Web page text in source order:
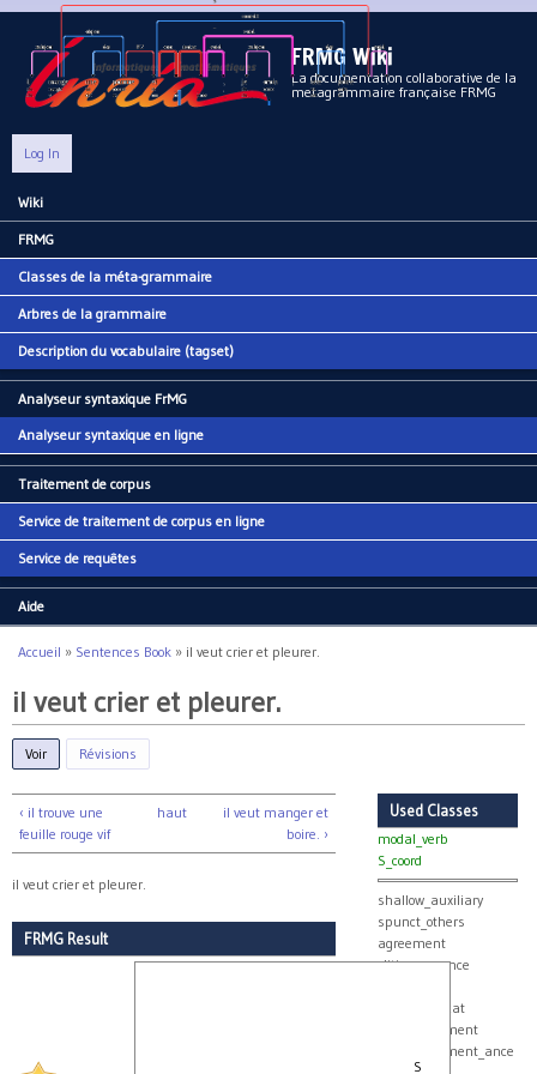
Aller au contenu principal
FRMG Wiki
La documentation collaborative de la
metagrammaire française FRMG
Log In
Main menu
Wiki
FRMG
Classes de la méta-grammaire
Arbres de la grammaire
Description du vocabulaire (tagset)
Analyseur syntaxique FrMG
Analyseur syntaxique en ligne
Traitement de corpus
Service de traitement de corpus en ligne
Service de requêtes
Aide
Vous êtes ici
Accueil » Sentences Book » il veut crier et pleurer.
il veut crier et pleurer.
Voir (onglet actif)
Révisions
‹ il trouve une
feuille rouge vif
haut
il veut manger et
boire. ›
il veut crier et pleurer.
FRMG Result
S
Used Classes
modal_verb
S_coord
shallow_auxiliary
spunct_others
agreement
clitic_sequence
v_with_subcat
verb_agreement
verb_agreement_ance